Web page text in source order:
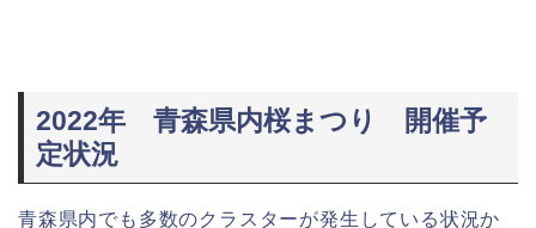
2022年 青森県内桜まつり 開催予
定状況
青森県内でも多数のクラスターが発生している状況か